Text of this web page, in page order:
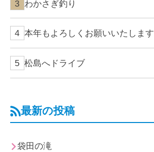
わかさぎ釣り
本年もよろしくお願いいたします
松島へドライブ
最新の投稿
袋田の滝